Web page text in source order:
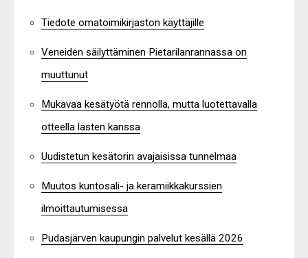
Tiedote omatoimikirjaston käyttäjille
Veneiden säilyttäminen Pietarilanrannassa on
muuttunut
Mukavaa kesätyötä rennolla, mutta luotettavalla
otteella lasten kanssa
Uudistetun kesätorin avajaisissa tunnelmaa
Muutos kuntosali- ja keramiikkakurssien
ilmoittautumisessa
Pudasjärven kaupungin palvelut kesällä 2026